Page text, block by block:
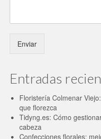
Enviar
Entradas
Floristería Colmenar
que florezca
Tidyng.es: Cómo
cabeza
Confecciones florales: